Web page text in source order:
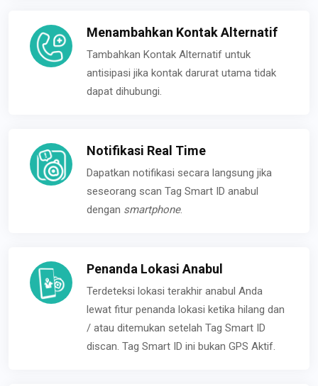
Menambahkan Kontak Alternatif
Tambahkan Kontak Alternatif untuk
antisipasi jika kontak darurat utama tidak
dapat dihubungi.
Notifikasi Real Time
Dapatkan notifikasi secara langsung jika
seseorang scan Tag Smart ID anabul
dengan smartphone.
Penanda Lokasi Anabul
Terdeteksi lokasi terakhir anabul Anda
lewat fitur penanda lokasi ketika hilang dan
/ atau ditemukan setelah Tag Smart ID
discan. Tag Smart ID ini bukan GPS Aktif.